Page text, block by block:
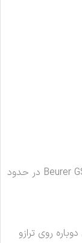
پس از پایین آمدن از ترازو، مدل Beurer GS206 Squares در حدود
روی ترازو